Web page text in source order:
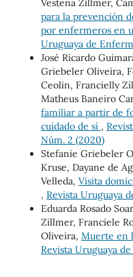
Vestena Zillmer,
para la prevención
por enfermeros en
Uruguaya de
José Ricardo
Griebeler Oliveira,
Ceolin, Francielly
Matheus Baneiro
familiar a partir de
cuidado de sí ,
Núm. 2 (2020)
Stefanie Griebeler
Kruse, Dayane de
Velleda, Visita
, Revista Uruguaya
Eduarda Rosado
Zillmer, Franciele
Oliveira, Muerte en
Revista Uruguaya